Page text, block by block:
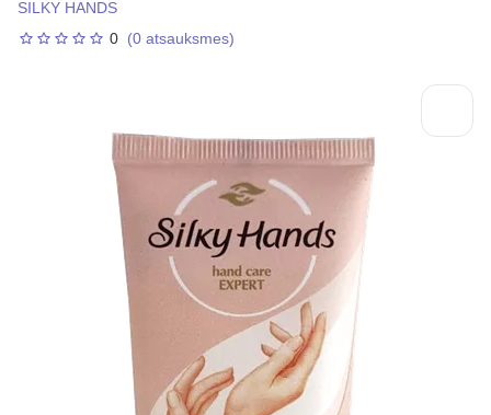
SILKY HANDS
0 (0 atsauksmes)